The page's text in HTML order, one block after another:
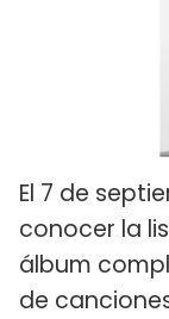
El 7 de
conocer la
álbum
de